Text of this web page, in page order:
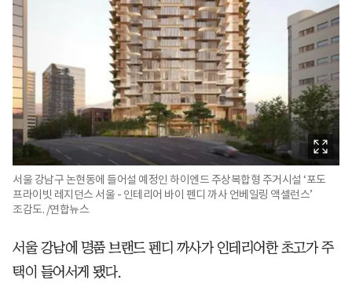
서울 강남구 논현동에 들어설 예정인 하이엔드 주상복합형 주거시설 ‘포도
프라이빗 레지던스 서울 - 인테리어 바이 펜디 까사 언베일링 액셀런스’
조감도. /연합뉴스
서울 강남에 명품 브랜드 펜디 까사가 인테리어한 초고가 주
택이 들어서게 됐다.